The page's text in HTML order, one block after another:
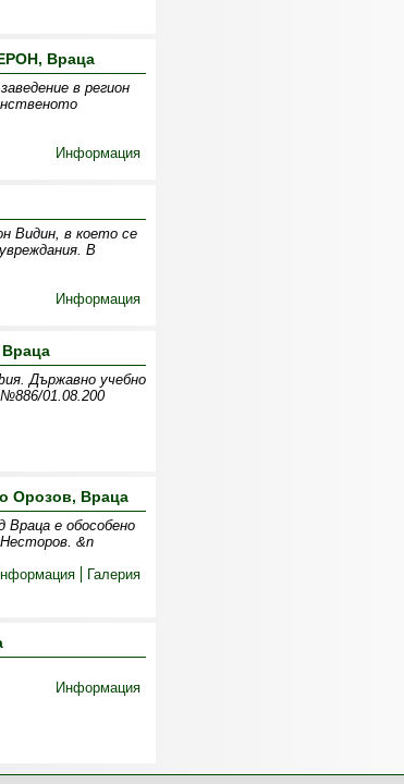
Враца
в регион
Информация
Видин, в което се
В
Информация
Държавно учебно
01.08.200
Орозов, Враца
Враца е обособено
&n
Галерия
Информация